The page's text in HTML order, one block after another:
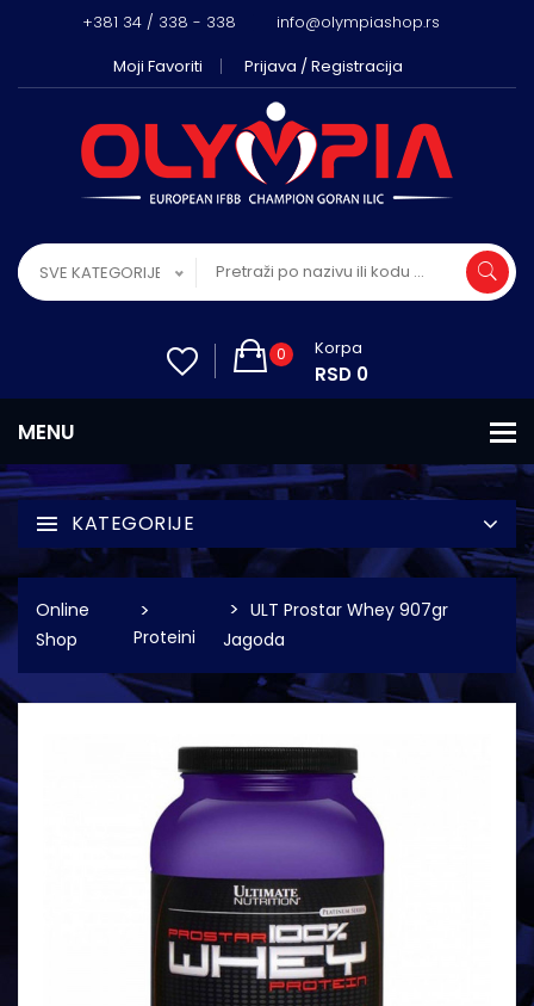
+381 34 / 338 - 338
info@olympiashop.rs
Moji Favoriti
Prijava / Registracija
SVE KATEGORIJE
0 Korpa
RSD 0
KATEGORIJE
Online
Shop
Proteini
ULT Prostar Whey 907gr
Jagoda